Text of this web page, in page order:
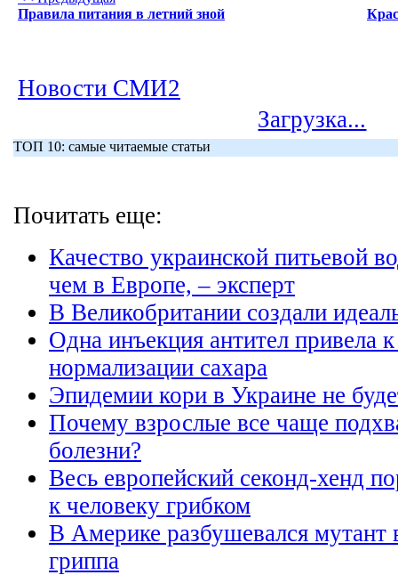
Правила питания в летний зной
Новости СМИ2
Загрузка...
ТОП 10: самые читаемые статьи
Почитать еще:
Качество украинской питьевой
чем в Европе, – эксперт
В Великобритании создали
Одна инъекция антител привела
нормализации сахара
Эпидемии кори в Украине не
Почему взрослые все чаще
болезни?
Весь европейский секонд-хенд
к человеку грибком
В Америке разбушевался мутант
гриппа